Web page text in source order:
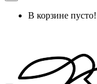
В корзине пусто!